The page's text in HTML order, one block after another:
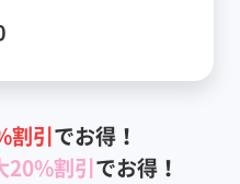
割引でお得！
20%割引でお得！